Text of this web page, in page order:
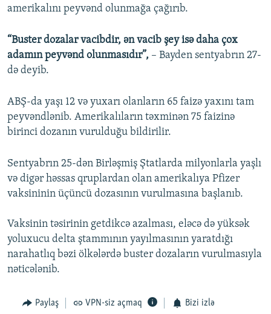
amerikalını peyvənd olunmağa çağırıb.
“Buster dozalar vacibdir, ən vacib şey isə daha çox
adamın peyvənd olunmasıdır”, – Bayden sentyabrın 27-
də deyib.
ABŞ-da yaşı 12 və yuxarı olanların 65 faizə yaxını tam
peyvəndlənib. Amerikalıların təxminən 75 faizinə
birinci dozanın vurulduğu bildirilir.
Sentyabrın 25-dən Birləşmiş Ştatlarda milyonlarla yaşlı
və digər həssas qruplardan olan amerikalıya Pfizer
vaksininin üçüncü dozasının vurulmasına başlanıb.
Vaksinin təsirinin getdikcə azalması, eləcə də yüksək
yoluxucu delta ştammının yayılmasının yaratdığı
narahatlıq bəzi ölkələrdə buster dozaların vurulmasıyla
nəticələnib.
Paylaş VPN-siz açmaq Bizi izlə